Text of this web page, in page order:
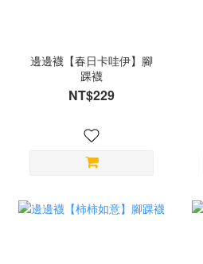
邊邊襪【春日卡哇伊】腳
踝襪
NT$229